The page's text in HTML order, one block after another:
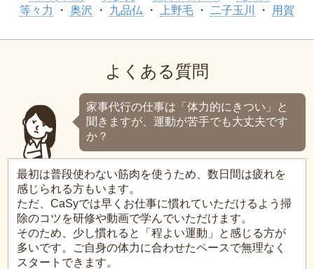
等々力
奥沢 九品仏 上野毛 二子玉川 用賀
よくある質問
家事代行の仕事は「体力的にきつい」と
聞きますが、運動が苦手でも大丈夫です
か？
最初は普段使わない筋肉を使うため、数日間は疲れを
感じられる方もいます。
ただ、CaSyでは早くお仕事に慣れていただけるよう掃
除のコツを研修や動画で学んでいただけます。
そのため、少し慣れると「程よい運動」と感じる方が
多いです。ご自身の体力に合わせたペースで無理なく
スタートできます。